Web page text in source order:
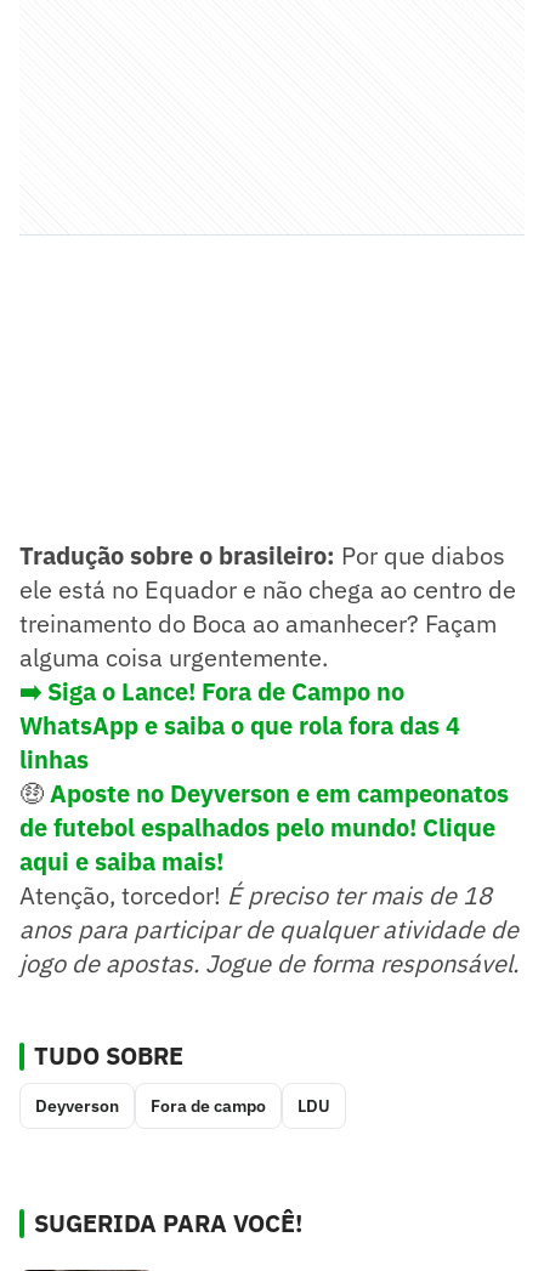
Tradução sobre o brasileiro: Por que diabos
ele está no Equador e não chega ao centro de
treinamento do Boca ao amanhecer? Façam
alguma coisa urgentemente.
➡️ Siga o Lance! Fora de Campo no
WhatsApp e saiba o que rola fora das 4
linhas
🤑Aposte no Deyverson e em campeonatos
de futebol espalhados pelo mundo! Clique
aqui e saiba mais!
Atenção, torcedor! É preciso ter mais de 18
anos para participar de qualquer atividade de
jogo de apostas. Jogue de forma responsável.
TUDO SOBRE
Deyverson Fora de campo LDU
SUGERIDA PARA VOCÊ!